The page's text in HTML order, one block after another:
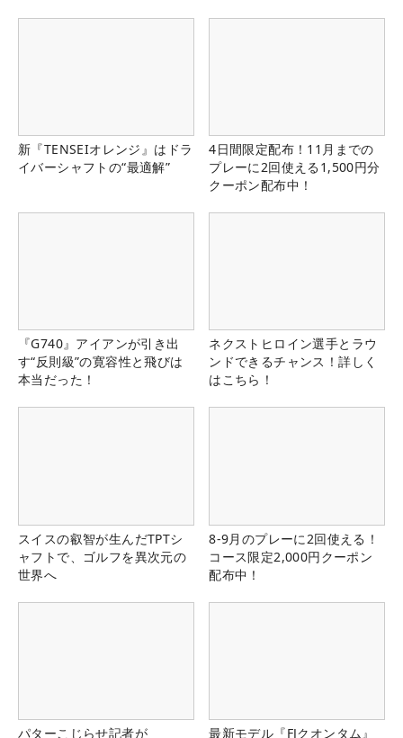
新『TENSEIオレンジ』はドラ
イバーシャフトの“最適解”
4日間限定配布！11月までの
プレーに2回使える1,500円分
クーポン配布中！
『G740』アイアンが引き出
す“反則級”の寛容性と飛びは
本当だった！
ネクストヒロイン選手とラウ
ンドできるチャンス！詳しく
はこちら！
スイスの叡智が生んだTPTシ
ャフトで、ゴルフを異次元の
世界へ
8-9月のプレーに2回使える！
コース限定2,000円クーポン
配布中！
パターこじらせ記者が
最新モデル『FJクオンタム』